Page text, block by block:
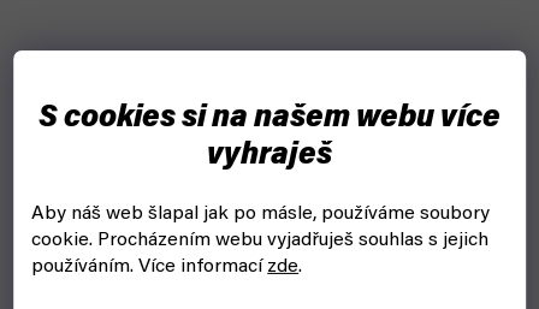
S cookies si na našem webu více
vyhraješ
Aby náš web šlapal jak po másle, používáme soubory
cookie. Procházením webu vyjadřuješ souhlas s jejich
používáním. Více informací zde.